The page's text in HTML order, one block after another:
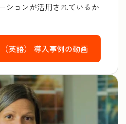
ションが活用されているか
英語） 導入事例の動画